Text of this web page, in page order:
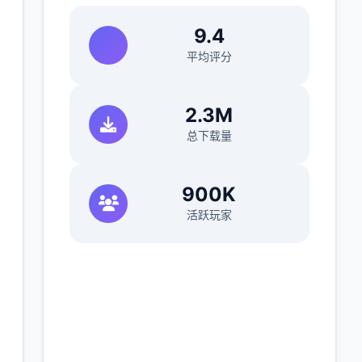
9.4
平均评分
2.3M
总下载量
900K
活跃玩家